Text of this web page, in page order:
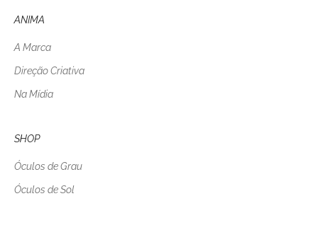
ANIMA
A Marca
Direção Criativa
Na Mídia
SHOP
Óculos de Grau
Óculos de Sol